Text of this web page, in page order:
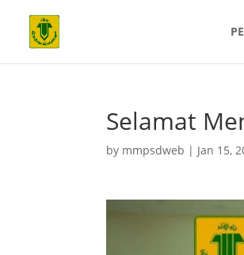
Selamat
by mmpsdweb | Jan 15,